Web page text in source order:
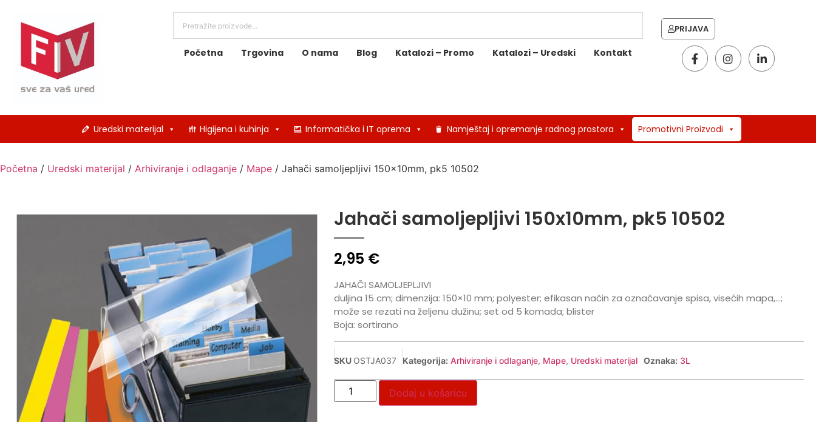
Početna Trgovina O nama Blog Katalozi – Promo Katalozi – Uredski Kontakt
PRIJAVA
Uredski materijal Higijena i kuhinja Informatička i IT oprema Namještaj i opremanje radnog prostora Promotivni Proizvodi
Početna / Uredski materijal / Arhiviranje i odlaganje / Mape / Jahači samoljepljivi 150x10mm, pk5 10502
Jahači samoljepljivi 150x10mm, pk5 10502
2,95 €
JAHAČI SAMOLJEPLJIVI
duljina 15 cm; dimenzija: 150×10 mm; polyester; efikasan način za označavanje spisa, visećih mapa,…;
može se rezati na željenu dužinu; set od 5 komada; blister
Boja: sortirano
SKU OSTJA037 Kategorija: Arhiviranje i odlaganje, Mape, Uredski materijal Oznaka: 3L
Dodaj u košaricu